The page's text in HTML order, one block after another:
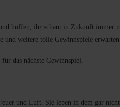
hoffen, ihr schaut in Zukunft immer
und weitere tolle Gewinnspiele erwarten.
das nächste Gewinnspiel.
und Luft. Sie leben in dem gar